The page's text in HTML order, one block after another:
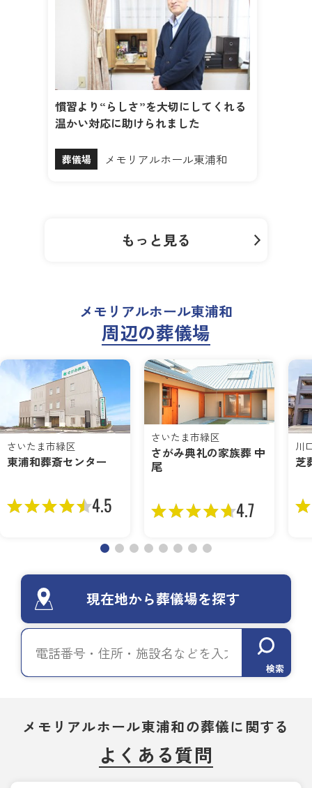
慣習より“らしさ”を大切にしてくれる
温かい対応に助けられました
葬儀場 メモリアルホール東浦和
もっと見る
メモリアルホール東浦和
周辺の葬儀場
さいたま市緑区
東浦和葬斎センター
4.5
さいたま市緑区
さがみ典礼の家族葬 中
尾
4.7
川
芝
現在地から葬儀場を探す
検索
メモリアルホール東浦和の葬儀に関する
よくある質問